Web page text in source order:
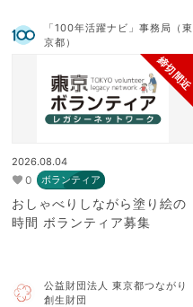
「100年活躍ナビ」事務局（東
京都）
締切間近
2026.08.04
0 ボランティア
おしゃべりしながら塗り絵の
時間 ボランティア募集
公益財団法人 東京都つながり
創生財団